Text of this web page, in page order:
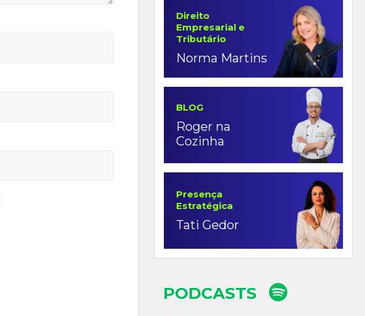
Direito
Empresarial e
Tributário
Norma Martins
BLOG
Roger na
Cozinha
Presença
Estratégica
Tati Gedor
PODCASTS